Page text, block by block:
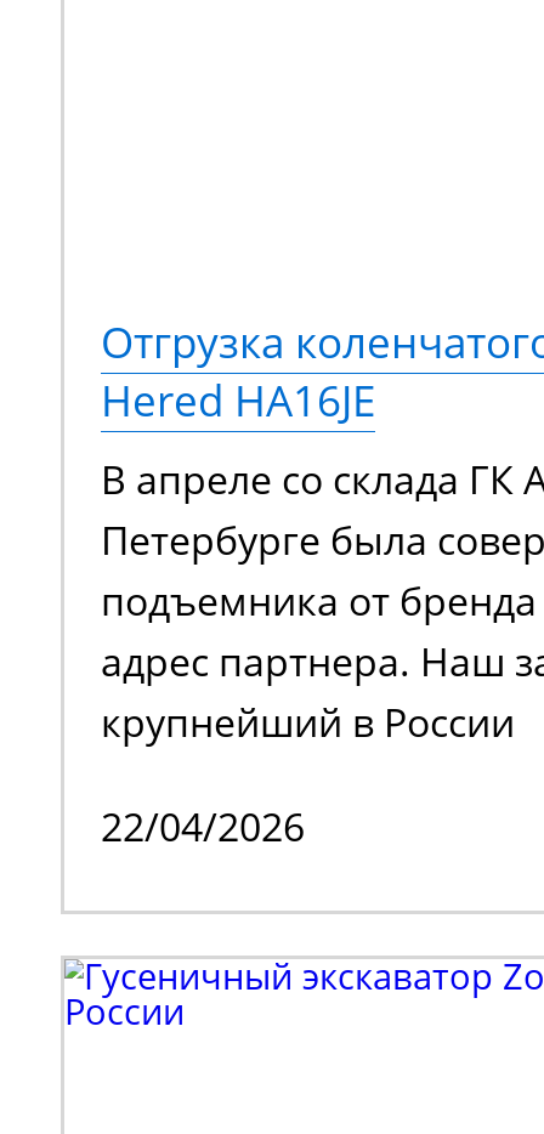
Отгрузка
Hered HA16JE
В апреле со склада ГК
Петербурге была
подъемника от
адрес партнера. Наш
крупнейший в России
деятельности
и реализация
также тяжелое
Партнеру
22/04/2026